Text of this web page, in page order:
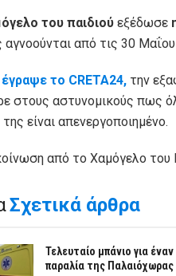
του παιδιού εξέδωσε
αγνοούνται από τις 30
το CRETA24, την
στους αστυνομικούς πως
της είναι απενεργοποιημένο.
από το Χαμόγελο του
Σχετικά άρθρα
Τελευταίο μπάνιο για
παραλία της Παλαιόχωρας